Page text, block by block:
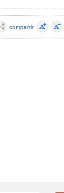
compartir